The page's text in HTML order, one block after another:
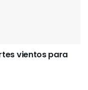
vientos para